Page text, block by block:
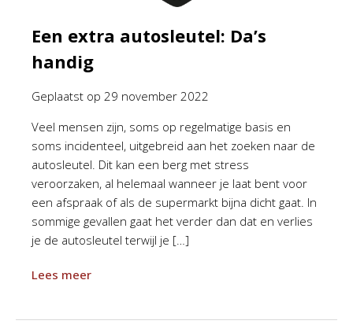
Een extra autosleutel: Da’s
handig
Geplaatst op 29 november 2022
Veel mensen zijn, soms op regelmatige basis en
soms incidenteel, uitgebreid aan het zoeken naar de
autosleutel. Dit kan een berg met stress
veroorzaken, al helemaal wanneer je laat bent voor
een afspraak of als de supermarkt bijna dicht gaat. In
sommige gevallen gaat het verder dan dat en verlies
je de autosleutel terwijl je […]
Lees meer